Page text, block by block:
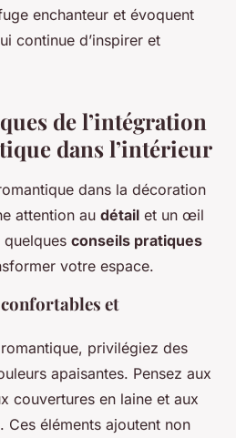
enchanteur et évoquent
continue d’inspirer et
de l’intégration
dans l’intérieur
dans la décoration
attention au détail et un œil
quelques conseils pratiques
votre espace.
confortables et
privilégiez des
apaisantes. Pensez aux
couvertures en laine et aux
éléments ajoutent non